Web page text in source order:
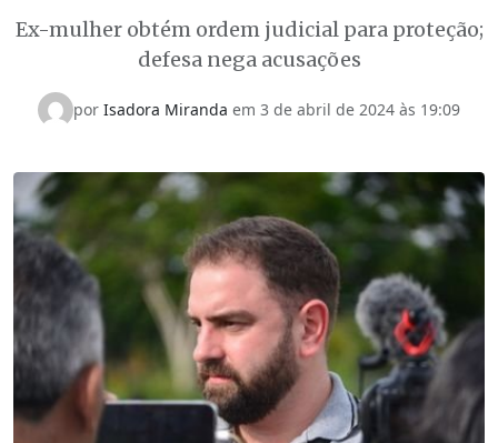
Ex-mulher obtém ordem judicial para proteção;
defesa nega acusações
por Isadora Miranda em 3 de abril de 2024 às 19:09